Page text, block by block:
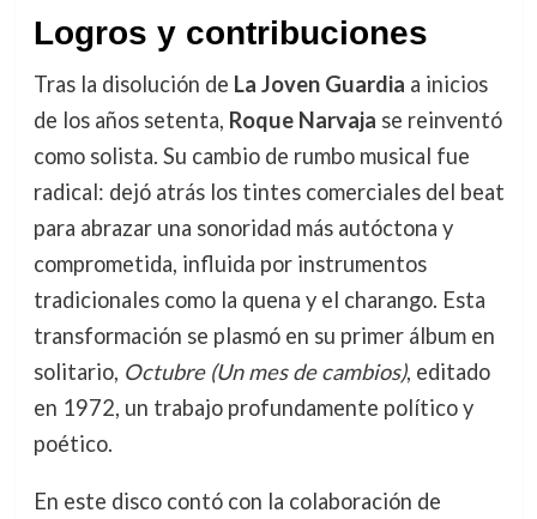
Logros y contribuciones
Tras la disolución de La Joven Guardia a inicios
de los años setenta, Roque Narvaja se reinventó
como solista. Su cambio de rumbo musical fue
radical: dejó atrás los tintes comerciales del beat
para abrazar una sonoridad más autóctona y
comprometida, influida por instrumentos
tradicionales como la quena y el charango. Esta
transformación se plasmó en su primer álbum en
solitario, Octubre (Un mes de cambios), editado
en 1972, un trabajo profundamente político y
poético.
En este disco contó con la colaboración de